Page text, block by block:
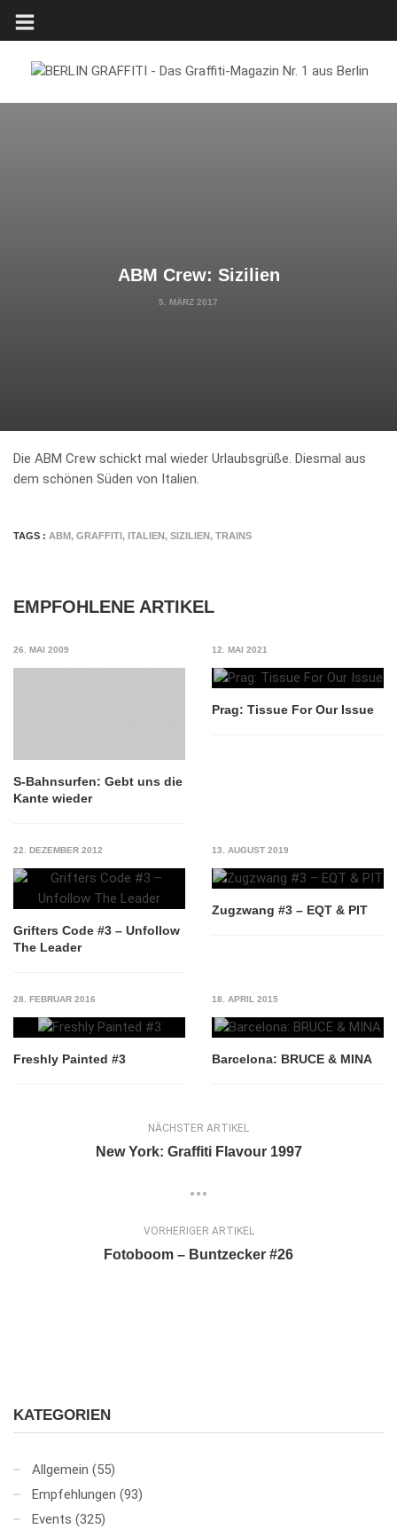
ABM Crew: Sizilien
5. MÄRZ 2017
Die ABM Crew schickt mal wieder Urlaubsgrüße. Diesmal aus
dem schönen Süden von Italien.
TAGS : ABM, GRAFFITI, ITALIEN, SIZILIEN, TRAINS
EMPFOHLENE ARTIKEL
26. MAI 2009
S-Bahnsurfen: Gebt uns die
Kante wieder
12. MAI 2021
Prag: Tissue For Our Issue
22. DEZEMBER 2012
Grifters Code #3 – Unfollow
The Leader
13. AUGUST 2019
Zugzwang #3 – EQT & PIT
28. FEBRUAR 2016
Freshly Painted #3
18. APRIL 2015
Barcelona: BRUCE & MINA
NÄCHSTER ARTIKEL
New York: Graffiti Flavour 1997
VORHERIGER ARTIKEL
Fotoboom – Buntzecker #26
KATEGORIEN
Allgemein (55)
Empfehlungen (93)
Events (325)